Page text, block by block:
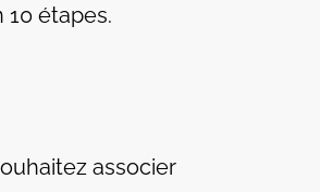
10 étapes.
associer